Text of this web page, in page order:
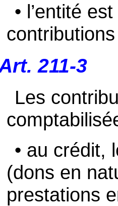
• l’entité
211-3
Les
• au crédit,
(dons en
prestations